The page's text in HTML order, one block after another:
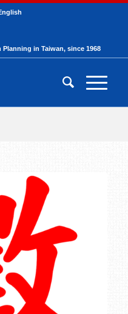
in Taiwan, since 1968